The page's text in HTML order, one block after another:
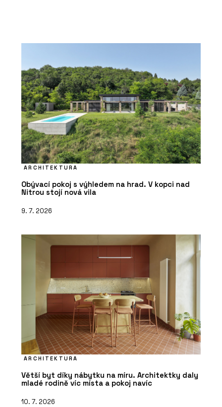
ARCHITEKTURA
Obývací pokoj s výhledem na hrad. V kopci nad
Nitrou stojí nová vila
9. 7. 2026
ARCHITEKTURA
Větší byt díky nábytku na míru. Architektky daly
mladé rodině víc místa a pokoj navíc
10. 7. 2026